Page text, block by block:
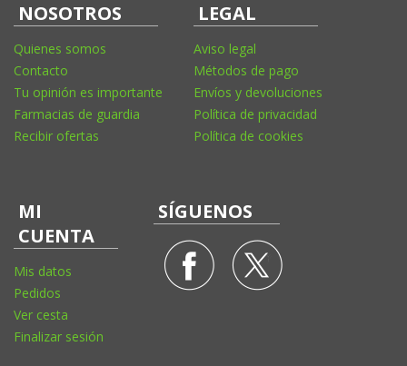
NOSOTROS
Quienes somos
Contacto
Tu opinión es importante
Farmacias de guardia
Recibir ofertas
LEGAL
Aviso legal
Métodos de pago
Envíos y devoluciones
Política de privacidad
Política de cookies
MI
CUENTA
Mis datos
Pedidos
Ver cesta
Finalizar sesión
SÍGUENOS